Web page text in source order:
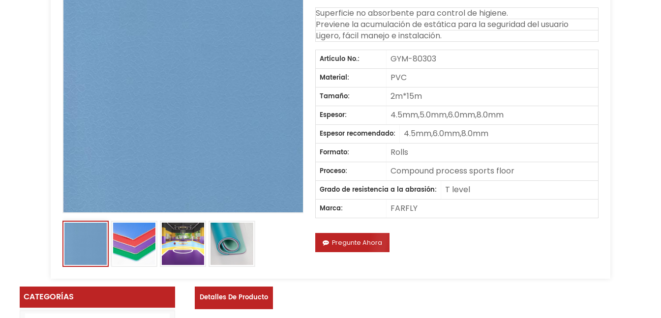
Superficie no absorbente para control de higiene.
Previene la acumulación de estática para la seguridad del usuario
Ligero, fácil manejo e instalación.
Artículo No.: GYM-80303
Material: PVC
Tamaño: 2m*15m
Espesor: 4.5mm,5.0mm,6.0mm,8.0mm
Espesor recomendado: 4.5mm,6.0mm,8.0mm
Formato: Rolls
Proceso: Compound process sports floor
Grado de resistencia a la abrasión: T level
Marca: FARFLY
Pregunte Ahora
CATEGORÍAS Detalles De Producto